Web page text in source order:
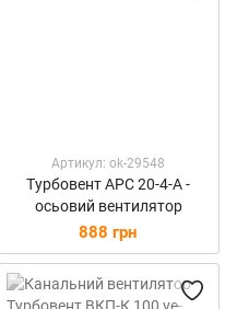
Артикул: ok-29548
Турбовент АРС 20-4-А -
осьовий вентилятор
888 грн